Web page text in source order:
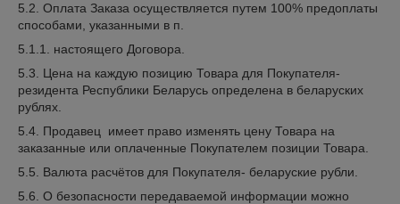
5.2. Оплата Заказа осуществляется путем 100% предоплаты
способами, указанными в п.
5.1.1. настоящего Договора.
5.3. Цена на каждую позицию Товара для Покупателя-
резидента Республики Беларусь определена в беларуских
рублях.
5.4. Продавец имеет право изменять цену Товара на
заказанные или оплаченные Покупателем позиции Товара.
5.5. Валюта расчётов для Покупателя- беларуские рубли.
5.6. О безопасности передаваемой информации можно